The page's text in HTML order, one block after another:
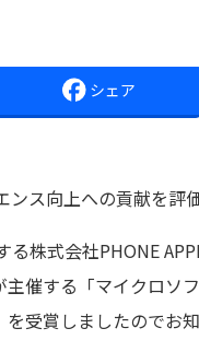
シェア
ンス向上への貢献を評
株式会社PHONE
催する「マイクロソ
受賞しましたのでお知